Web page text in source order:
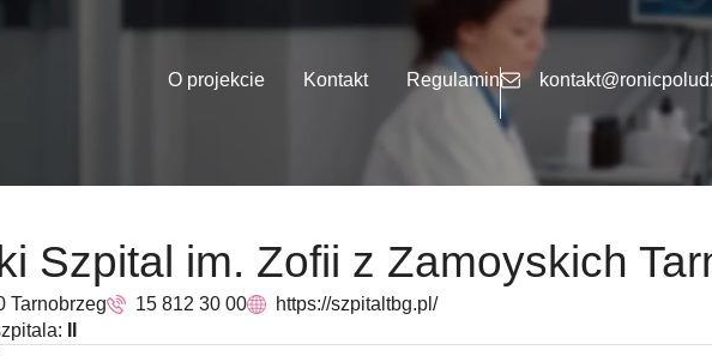
O projekcie Kontakt Regulamin
Szpital im. Zofii z Zamoyskich
Tarnobrzeg 15 812 30 00
https://szpitaltbg.pl/